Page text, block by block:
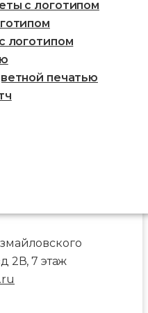
с логотипом
логотипом
печатью
2В, 7 этаж